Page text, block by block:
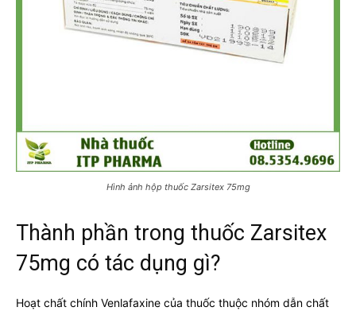
Hình ảnh hộp thuốc Zarsitex 75mg
Thành phần trong thuốc Zarsitex
75mg có tác dụng gì?
Hoạt chất chính Venlafaxine của thuốc thuộc nhóm dẫn chất